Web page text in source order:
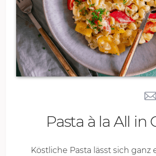
Pasta à la All in
Köstliche Pasta lässt sich ganz